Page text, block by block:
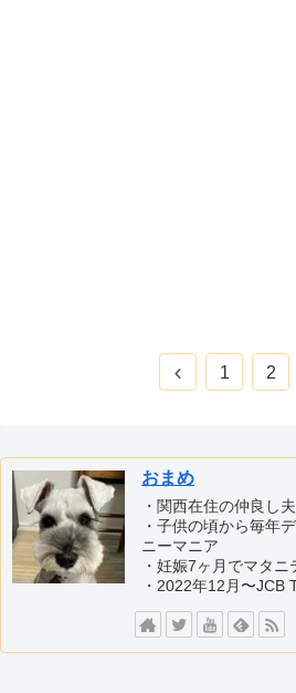
前
1 2
おまめ
・関西在住の仲良し
・子供の頃から毎年
ニーマニア
・妊娠7ヶ月でマタ
・2022年12月〜JCB